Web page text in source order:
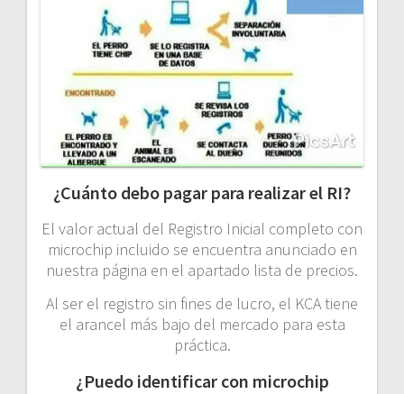
¿Cuánto debo pagar para realizar el RI?
El valor actual del Registro Inicial completo con
microchip incluido se encuentra anunciado en
nuestra página en el apartado lista de precios.
Al ser el registro sin fines de lucro, el KCA tiene
el arancel más bajo del mercado para esta
práctica.
¿Puedo identificar con microchip